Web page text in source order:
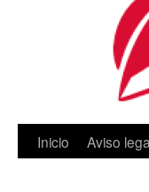
Inicio Aviso